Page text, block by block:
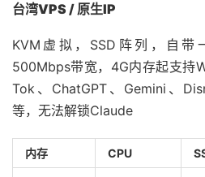
台湾VPS / 原生IP
KVM虚拟，SSD阵列，自带
500Mbps带宽，4G内存起支持
Tok、ChatGPT、Gemini、
等，无法解锁Claude
内存 CPU